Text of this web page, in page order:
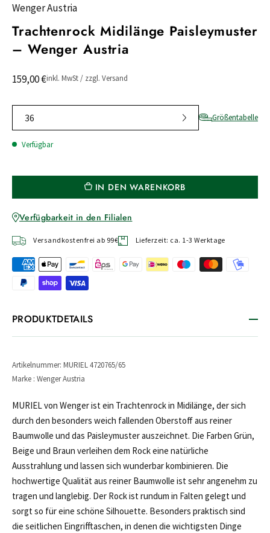
Wenger Austria
Trachtenrock Midilänge Paisleymuster
– Wenger Austria
159,00 €inkl. MwSt / zzgl. Versand
Größentabelle
36
Verfügbar
IN DEN WARENKORB
Verfügbarkeit in den Filialen
Versandkostenfrei ab 99€ Lieferzeit: ca. 1-3 Werktage
PRODUKTDETAILS
Artikelnummer: MURIEL 4720765/65
Marke : Wenger Austria
MURIEL von Wenger ist ein Trachtenrock in Midilänge, der sich
durch den besonders weich fallenden Oberstoff aus reiner
Baumwolle und das Paisleymuster auszeichnet. Die Farben Grün,
Beige und Braun verleihen dem Rock eine natürliche
Ausstrahlung und lassen sich wunderbar kombinieren. Die
hochwertige Qualität aus reiner Baumwolle ist sehr angenehm zu
tragen und langlebig. Der Rock ist rundum in Falten gelegt und
sorgt so für eine schöne Silhouette. Besonders praktisch sind
die seitlichen Eingrifftaschen, in denen die wichtigsten Dinge